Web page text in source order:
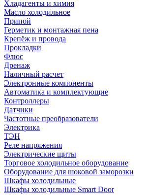
Хладагенты и химия
Масло холодильное
Припой
Герметик и монтажная пена
Крепёж и провода
Прокладки
Флюс
Дренаж
Наличный расчет
Электронные компоненты
Автоматика и комплектующие
Контроллеры
Датчики
Частотные преобразователи
Электрика
ТЭН
Реле напряжения
Электрические щиты
Торговое холодильное оборудование
Оборудование для шоковой заморозки
Шкафы холодильные
Шкафы холодильные Smart Door